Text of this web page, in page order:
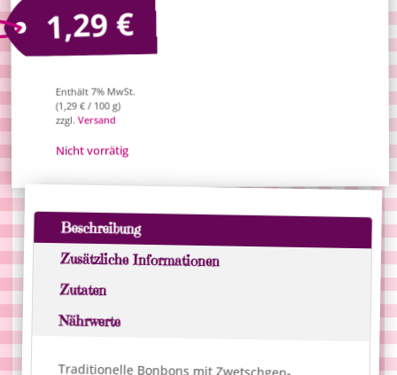
1,29€
Enthält 7% MwSt.
(1,29€/ 100 g)
zzgl.Versand
Nicht vorrätig
Beschreibung
Zusätzliche Informationen
Zutaten
Nährwerte
Traditionelle Bonbons mit Zwetschgen-